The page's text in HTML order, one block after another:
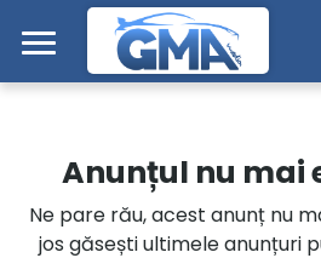
Mergi direct la conținutul principal
Autoturisme
Anunțul nu mai
Ne pare rău, acest anunț nu
jos găsești ultimele anunțuri